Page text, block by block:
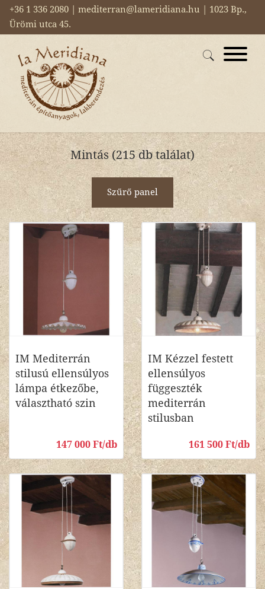
+36 1 336 2080 | mediterran@lameridiana.hu | 1023 Bp.,
Ürömi utca 45.
Mintás (215 db találat)
Szűrő panel
IM Mediterrán
stilusú ellensúlyos
lámpa étkezőbe,
választható szin
147 000 Ft/db
IM Kézzel festett
ellensúlyos
függeszték
mediterrán
stilusban
161 500 Ft/db